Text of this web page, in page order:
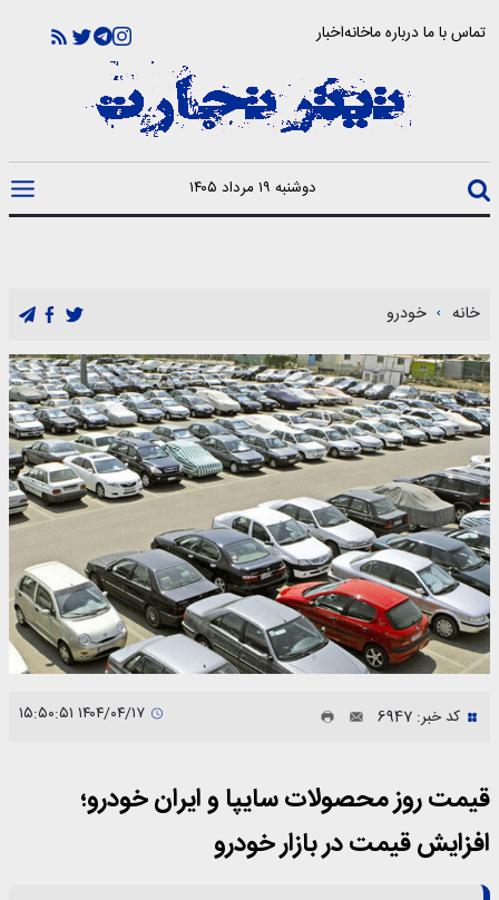
تماس با مادرباره ماخانهاخبار
دوشنبه ۱۹ مرداد ۱۴۰۵
خانه خودرو
کد خبر: 6947
قیمت روز محصولات سایپا و ایران خودرو؛
افزایش قیمت در بازار خودرو